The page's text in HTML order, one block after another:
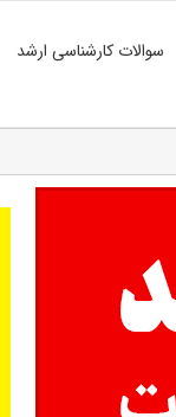
سوالات کارشناسی ارشد